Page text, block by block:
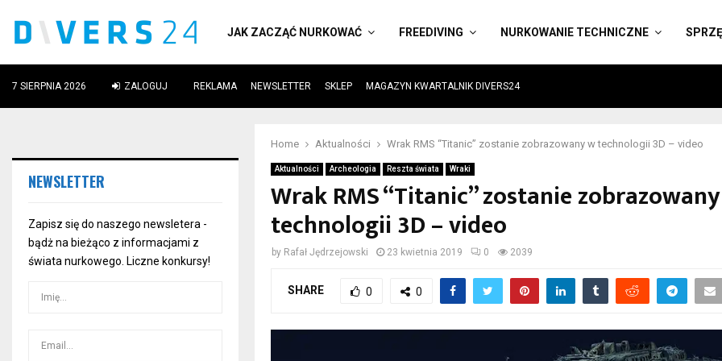
JAK ZACZĄĆ NURKOWAĆ FREEDIVING NURKOWANIE TECHNICZNE
7 SIERPNIA 2026 ZALOGUJ REKLAMA NEWSLETTER SKLEP MAGAZYN KWARTALNIK DIVERS24
Home Aktualności Wrak RMS “Titanic” zostanie zobrazowany w technologii 3D – video
Aktualności Archeologia Reszta świata Wraki
Wrak RMS “Titanic” zostanie
technologii 3D – video
by Rafał Jędrzejowski 23 kwietnia 2019 0 2039
SHARE 0 0
NEWSLETTER
Zapisz się do naszego newsletera -
bądż na bieżąco z informacjami z
świata nurkowego. Liczne konkursy!